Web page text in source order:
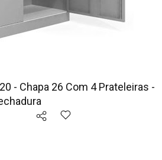
- Chapa 26 Com 4 Prateleiras -